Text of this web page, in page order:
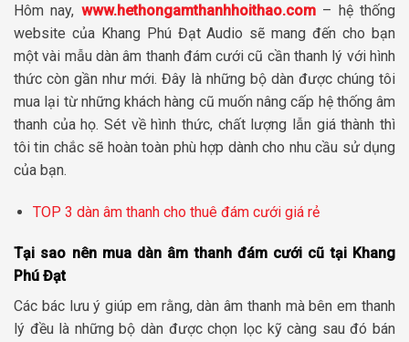
Hôm nay, www.hethongamthanhhoithao.com– hệ thống
website của Khang Phú Đạt Audio sẽ mang đến cho bạn
một vài mẫu dàn âm thanh đám cưới cũ cần thanh lý với hình
thức còn gần như mới. Đây là những bộ dàn được chúng tôi
mua lại từ những khách hàng cũ muốn nâng cấp hệ thống âm
thanh của họ. Sét về hình thức, chất lượng lẫn giá thành thì
tôi tin chắc sẽ hoàn toàn phù hợp dành cho nhu cầu sử dụng
của bạn.
TOP 3 dàn âm thanh cho thuê đám cưới giá rẻ
Tại sao nên mua dàn âm thanh đám cưới cũ tại Khang
Phú Đạt
Các bác lưu ý giúp em rằng, dàn âm thanh mà bên em thanh
lý đều là những bộ dàn được chọn lọc kỹ càng sau đó bán